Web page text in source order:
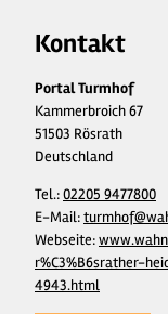
Kontakt
Portal Turmhof
Kammerbroich 67
51503 Rösrath
Deutschland
Tel.:02205 9477800
E-Mail:
Webseite:
r%C3%B6srather-
4943.html